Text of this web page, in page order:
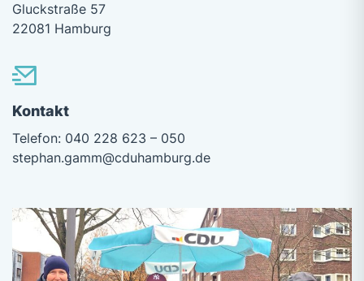
Gluckstraße 57
22081 Hamburg
Kontakt
Telefon: 040 228 623 – 050
stephan.gamm@cduhamburg.de